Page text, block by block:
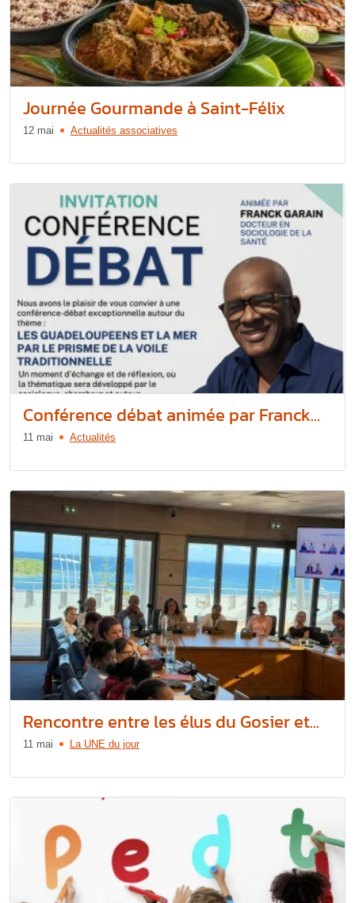
Journée Gourmande à Saint-Félix
12 mai Actualités associatives
Conférence débat animée par Franck...
11 mai Actualités
Rencontre entre les élus du Gosier et...
11 mai La UNE du jour